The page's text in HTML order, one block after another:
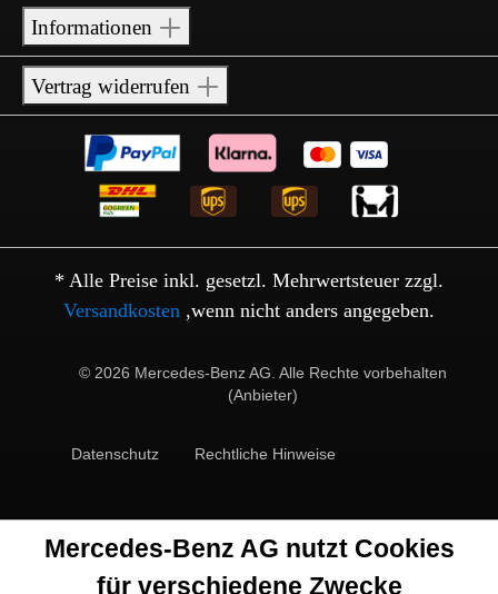
Informationen
Vertrag widerrufen
* Alle Preise inkl. gesetzl. Mehrwertsteuer zzgl.
Versandkosten ,wenn nicht anders angegeben.
© 2026 Mercedes-Benz AG. Alle Rechte vorbehalten
(Anbieter)
Datenschutz Rechtliche Hinweise
Mercedes-Benz AG nutzt Cookies
für verschiedene Zwecke